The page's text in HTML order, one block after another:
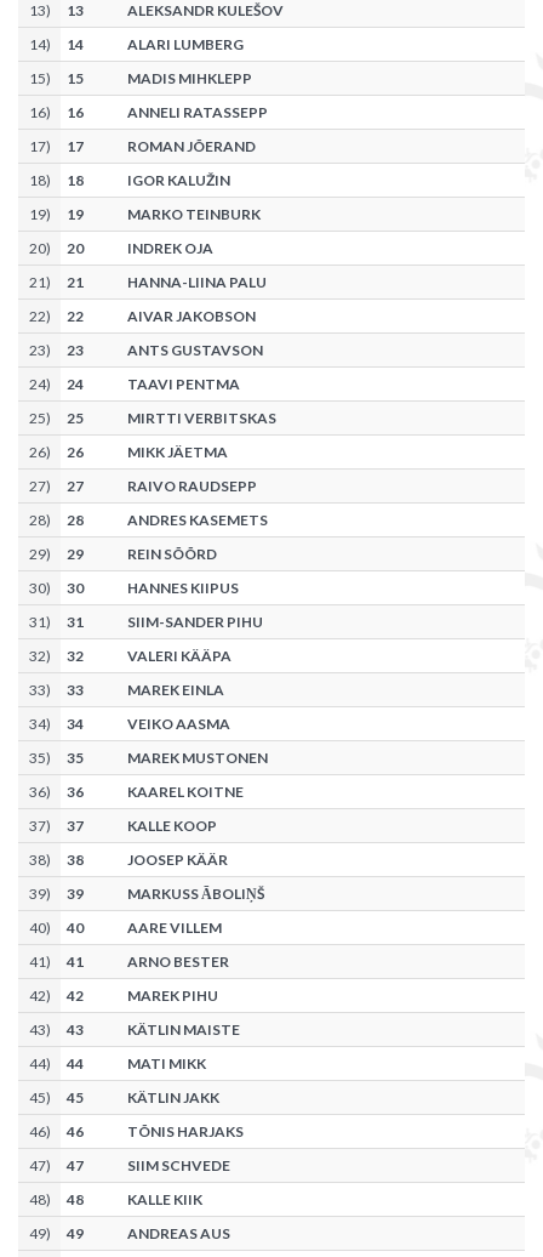
13) 13
ALEKSANDR KULEŠOV
14) 14
ALARI LUMBERG
15) 15
MADIS MIHKLEPP
16) 16
ANNELI RATASSEPP
17) 17
ROMAN JÕERAND
18) 18
IGOR KALUŽIN
19) 19
MARKO TEINBURK
20) 20
INDREK OJA
21) 21
HANNA-LIINA PALU
22) 22
AIVAR JAKOBSON
23) 23
ANTS GUSTAVSON
24) 24
TAAVI PENTMA
25) 25
MIRTTI VERBITSKAS
26) 26
MIKK JÄETMA
27) 27
RAIVO RAUDSEPP
28) 28
ANDRES KASEMETS
29) 29
REIN SÕÕRD
30) 30
HANNES KIIPUS
31) 31
SIIM-SANDER PIHU
32) 32
VALERI KÄÄPA
33) 33
MAREK EINLA
34) 34
VEIKO AASMA
35) 35
MAREK MUSTONEN
36) 36
KAAREL KOITNE
37) 37
KALLE KOOP
38) 38
JOOSEP KÄÄR
39) 39
MARKUSS ĀBOLIŅŠ
40) 40
AARE VILLEM
41) 41
ARNO BESTER
42) 42
MAREK PIHU
43) 43
KÄTLIN MAISTE
44) 44
MATI MIKK
45) 45
KÄTLIN JAKK
46) 46
TÕNIS HARJAKS
47) 47
SIIM SCHVEDE
48) 48
KALLE KIIK
49) 49
ANDREAS AUS